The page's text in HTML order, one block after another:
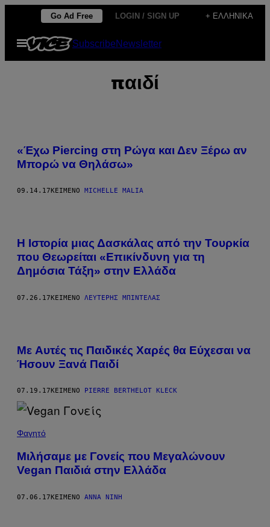
Μετάβαση
περιεχόμενο
Go Ad Free LOGIN / SIGN UP + ΕΛΛΗΝΙΚΆ
Ανοίξτε
το
μενού
SubscribeNewsletter
παιδί
«Έχω Piercing στη Ρώγα και Δεν Ξέρω αν
Μπορώ να Θηλάσω»
09.14.17 ΚΕΊΜΕΝΟ MICHELLE MALIA
Η Ιστορία μιας Δασκάλας από την Τουρκία
που Θεωρείται «Επικίνδυνη για τη
Δημόσια Τάξη» στην Ελλάδα
07.26.17ΚΕΊΜΕΝΟ ΛΕΥΤΈΡΗΣ ΜΠΙΝΤΈΛΑΣ
Με Aυτές τις Παιδικές Χαρές θα Εύχεσαι να
Ήσουν Ξανά Παιδί
07.19.17 ΚΕΊΜΕΝΟ PIERRE BERTHELOT KLECK
Φαγητό
Μιλήσαμε με Γονείς που Μεγαλώνουν
Vegan Παιδιά στην Ελλάδα
07.06.17ΚΕΊΜΕΝΟ ΆΝΝΑ ΝΊΝΗ